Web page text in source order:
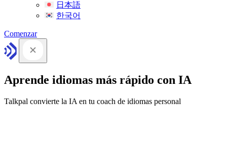
日本語
한국어
Comenzar
Aprende idiomas más rápido con IA
Talkpal convierte la IA en tu coach de idiomas personal